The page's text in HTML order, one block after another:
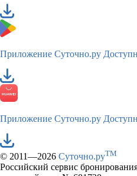
Приложение Суточно.ру
Приложение Суточно.ру
© 2011—2026 Суточно.руTM
Российский сервис